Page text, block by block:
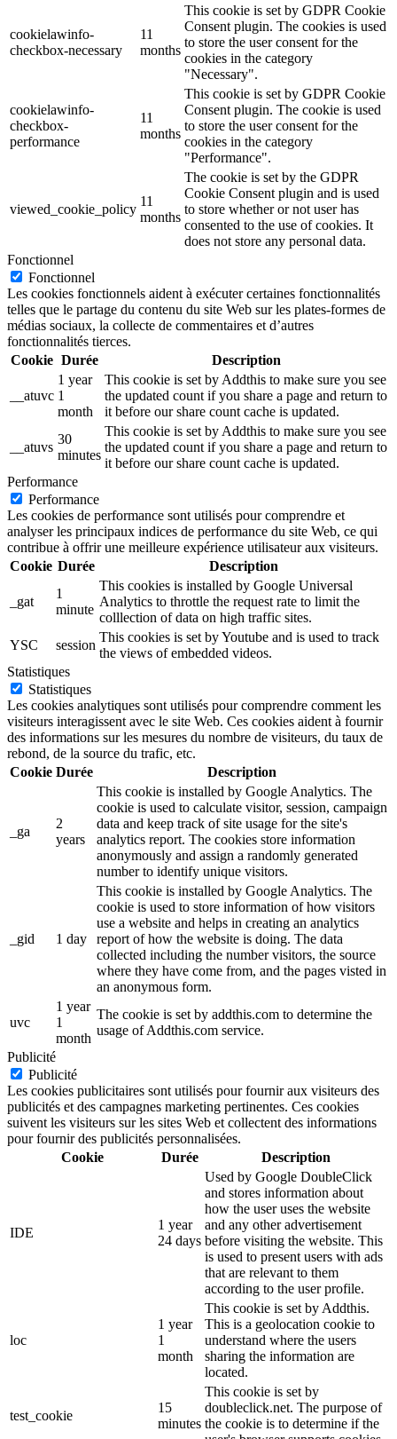
cookielawinfo-
checkbox-necessary
11
months
This cookie is set by GDPR Cookie
Consent plugin. The cookies is used
to store the user consent for the
cookies in the category
"Necessary".
cookielawinfo-
checkbox-
performance
11
months
This cookie is set by GDPR Cookie
Consent plugin. The cookie is used
to store the user consent for the
cookies in the category
"Performance".
viewed_cookie_policy
11
months
The cookie is set by the GDPR
Cookie Consent plugin and is used
to store whether or not user has
consented to the use of cookies. It
does not store any personal data.
Fonctionnel
Fonctionnel
Les cookies fonctionnels aident à exécuter certaines fonctionnalités
telles que le partage du contenu du site Web sur les plates-formes de
médias sociaux, la collecte de commentaires et d’autres
fonctionnalités tierces.
Cookie Durée Description
__atuvc
1 year
1
month
This cookie is set by Addthis to make sure you see
the updated count if you share a page and return to
it before our share count cache is updated.
__atuvs
30
minutes
This cookie is set by Addthis to make sure you see
the updated count if you share a page and return to
it before our share count cache is updated.
Performance
Performance
Les cookies de performance sont utilisés pour comprendre et
analyser les principaux indices de performance du site Web, ce qui
contribue à offrir une meilleure expérience utilisateur aux visiteurs.
Cookie Durée Description
_gat
1
minute
This cookies is installed by Google Universal
Analytics to throttle the request rate to limit the
colllection of data on high traffic sites.
YSC
session
This cookies is set by Youtube and is used to track
the views of embedded videos.
Statistiques
Statistiques
Les cookies analytiques sont utilisés pour comprendre comment les
visiteurs interagissent avec le site Web. Ces cookies aident à fournir
des informations sur les mesures du nombre de visiteurs, du taux de
rebond, de la source du trafic, etc.
Cookie Durée Description
_ga
2
years
This cookie is installed by Google Analytics. The
cookie is used to calculate visitor, session, campaign
data and keep track of site usage for the site's
analytics report. The cookies store information
anonymously and assign a randomly generated
number to identify unique visitors.
_gid 1 day
This cookie is installed by Google Analytics. The
cookie is used to store information of how visitors
use a website and helps in creating an analytics
report of how the website is doing. The data
collected including the number visitors, the source
where they have come from, and the pages visted in
an anonymous form.
uvc
1 year
1
month
The cookie is set by addthis.com to determine the
usage of Addthis.com service.
Publicité
Publicité
Les cookies publicitaires sont utilisés pour fournir aux visiteurs des
publicités et des campagnes marketing pertinentes. Ces cookies
suivent les visiteurs sur les sites Web et collectent des informations
pour fournir des publicités personnalisées.
Cookie
Durée Description
IDE
1 year
24 days
Used by Google DoubleClick
and stores information about
how the user uses the website
and any other advertisement
before visiting the website. This
is used to present users with ads
that are relevant to them
according to the user profile.
loc
1 year
1
month
This cookie is set by Addthis.
This is a geolocation cookie to
understand where the users
sharing the information are
located.
test_cookie
15
minutes
This cookie is set by
doubleclick.net. The purpose of
the cookie is to determine if the